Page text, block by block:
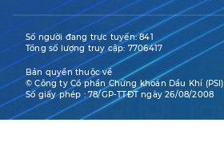
Số người đang trực tuyến:841
Tổng số lượng truy cập: 7706417
Bản quyền thuộc về
© Công ty Cổ phần Chứng khoán Dầu Khí (PSI)
Số giấy phép : 78/GP-TTĐT ngày 26/08/2008